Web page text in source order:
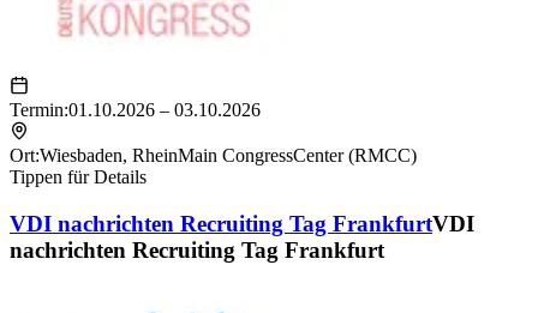
Termin:01.10.2026 – 03.10.2026
Ort:Wiesbaden, RheinMain CongressCenter (RMCC)
Tippen für Details
VDI nachrichten Recruiting Tag FrankfurtVDI
nachrichten Recruiting Tag Frankfurt